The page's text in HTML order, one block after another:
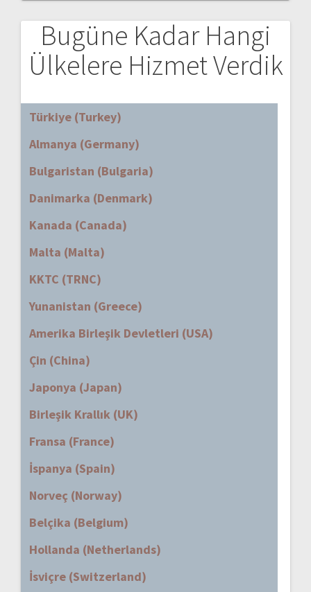
Bugüne Kadar Hangi
Ülkelere Hizmet Verdik
Türkiye (Turkey)
Almanya (Germany)
Bulgaristan (Bulgaria)
Danimarka (Denmark)
Kanada (Canada)
Malta (Malta)
KKTC (TRNC)
Yunanistan (Greece)
Amerika Birleşik Devletleri (USA)
Çin (China)
Japonya (Japan)
Birleşik Krallık (UK)
Fransa (France)
İspanya (Spain)
Norveç (Norway)
Belçika (Belgium)
Hollanda (Netherlands)
İsviçre (Switzerland)